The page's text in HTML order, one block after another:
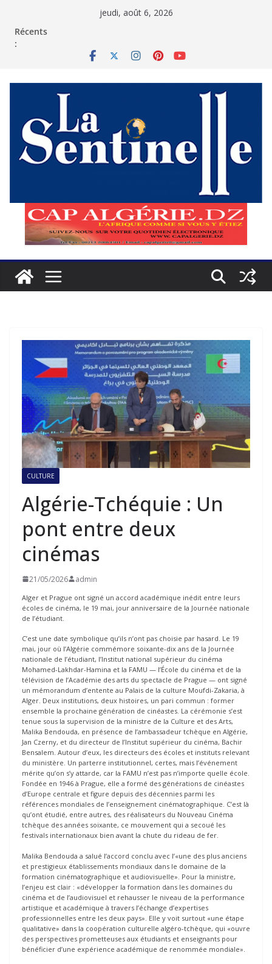
jeudi, août 6, 2026
Récents
:
CULTURE
Algérie-Tchéquie : Un
pont entre deux
cinémas
21/05/2026 admin
Alger et Prague ont signé un accord académique inédit entre leurs
écoles de cinéma, le 19 mai, jour anniversaire de la Journée nationale
de l’étudiant.
C’est une date symbolique qu’ils n’ont pas choisie par hasard. Le 19
mai, jour où l’Algérie commémore soixante-dix ans de la Journée
nationale de l’étudiant, l’Institut national supérieur du cinéma
Mohamed-Lakhdar-Hamina et la FAMU — l’École du cinéma et de la
télévision de l’Académie des arts du spectacle de Prague — ont signé
un mémorandum d’entente au Palais de la culture Moufdi-Zakaria, à
Alger. Deux institutions, deux histoires, un pari commun : former
ensemble la prochaine génération de cinéastes. La cérémonie s’est
tenue sous la supervision de la ministre de la Culture et des Arts,
Malika Bendouda, en présence de l’ambassadeur tchèque en Algérie,
Jan Czerny, et du directeur de l’Institut supérieur du cinéma, Bachir
Bensalem. Autour d’eux, les directeurs des écoles et instituts relevant
du ministère. Un parterre institutionnel, certes, mais l’événement
mérite qu’on s’y attarde, car la FAMU n’est pas n’importe quelle école.
Fondée en 1946 à Prague, elle a formé des générations de cinéastes
d’Europe centrale et figure depuis des décennies parmi les
références mondiales de l’enseignement cinématographique. C’est là
qu’ont étudié, entre autres, des réalisateurs du Nouveau Cinéma
tchèque des années soixante, ce mouvement qui a secoué les
festivals internationaux bien avant la chute du rideau de fer.
Malika Bendouda a salué l’accord conclu avec l’«une des plus anciens
et prestigieux établissements mondiaux dans le domaine de la
formation cinématographique et audiovisuelle». Pour la ministre,
l’enjeu est clair : «développer la formation dans les domaines du
cinéma et de l’audiovisuel et rehausser le niveau de la performance
artistique et académique à travers l’échange d’expertises
professionnelles entre les deux pays». Elle y voit surtout «une étape
qualitative» dans la coopération culturelle algéro-tchèque, qui «ouvre
des perspectives prometteuses aux étudiants et enseignants pour
bénéficier d’une expérience académique de renommée mondiale».